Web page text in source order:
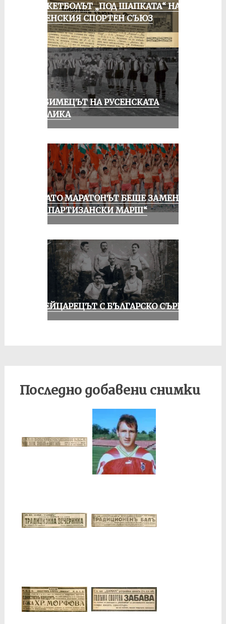
БАСКЕТБОЛЪТ „ПОД ШАПКАТА“ НА
РУСЕНСКИЯ СПОРТЕН СЪЮЗ
ЛЮБИМЕЦЪТ НА РУСЕНСКАТА
ПУБЛИКА
КОГАТО МАРАТОНЪТ БЕШЕ ЗАМЕНЕН
ОТ „ПАРТИЗАНСКИ МАРШ“
ШВЕЙЦАРЕЦЪТ С БЪЛГАРСКО СЪРЦЕ
Последно добавени снимки